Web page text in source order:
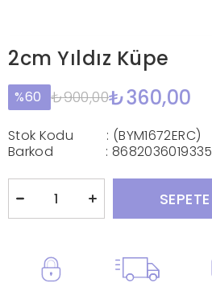
2cm Yıldız Küpe
60 ₺900,00₺360,00
Stok Kodu
(BYM1672ERC)
Barkod
: 8682036019335